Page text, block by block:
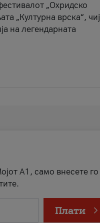
„Охридско
„Културна врска“, чиј
на легендарната
А1, само внесете го
Плати